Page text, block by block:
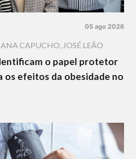
05 ago 2026
CAPUCHO, JOSÉ LEÃO
o papel protetor
os efeitos da obesidade no